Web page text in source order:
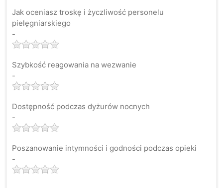
Jak oceniasz troskę i życzliwość personelu
pielęgniarskiego
-
Szybkość reagowania na wezwanie
-
Dostępność podczas dyżurów nocnych
-
Poszanowanie intymności i godności podczas opieki
-